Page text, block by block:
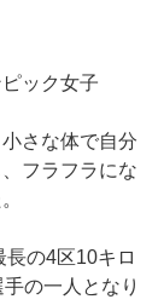
ック女子
さな体で自分
フラフラにな
の4区10キロ
の一人となり